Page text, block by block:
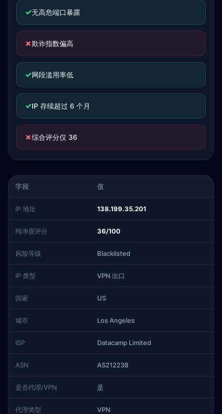
✓无高危端口暴露
✗欺诈指数偏高
✓网段滥用率低
✓IP 存续超过 6 个月
✗综合评分仅 36
字段 值
IP 地址 138.199.35.201
纯净度评分 36/100
风险等级 Blacklisted
IP 类型 VPN 出口
国家 US
城市 Los Angeles
ISP Datacamp Limited
ASN AS212238
是否代理/VPN 是
代理类型 VPN